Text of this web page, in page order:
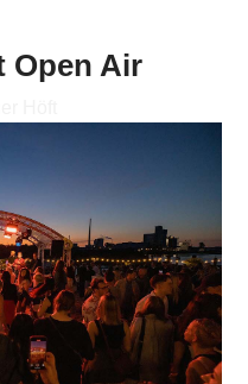
Open Air